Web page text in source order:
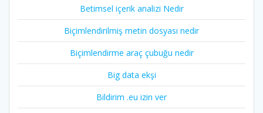
Betimsel içerik analizi Nedir
Biçimlendirilmiş metin dosyası nedir
Biçimlendirme araç çubuğu nedir
Big data ekşi
Bildirim .eu izin ver